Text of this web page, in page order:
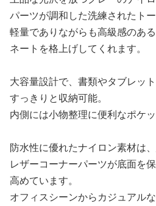
パーツが調和した洗練されたトー
軽量でありながらも高級感のあ
ネートを格上げしてくれます。
大容量設計で、書類やタブレッ
すっきりと収納可能。
内側には小物整理に便利なポケ
防水性に優れたナイロン素材は、
レザーコーナーパーツが底面を
高めています。
オフィスシーンからカジュアル